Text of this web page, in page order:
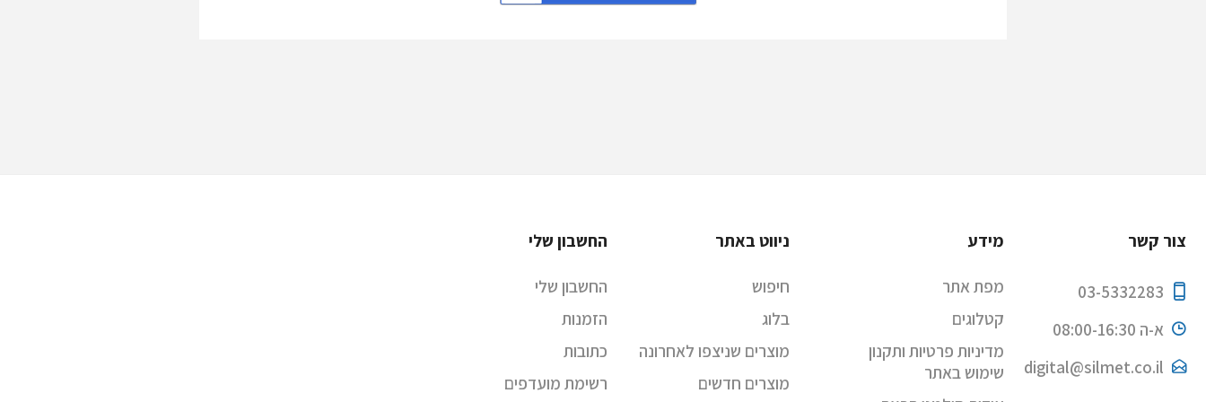
צור קשר
03-5332283
א-ה 08:00-16:30
digital@silmet.co.il
מידע
מפת אתר
קטלוגים
מדיניות פרטיות ותקנון
שימוש באתר
ניווט באתר
חיפוש
בלוג
מוצרים שניצפו לאחרונה
מוצרים חדשים
החשבון שלי
החשבון שלי
הזמנות
כתובות
רשימת מועדפים